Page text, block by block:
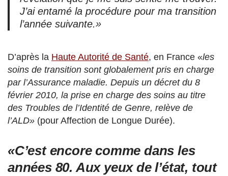
J’ai entamé la procédure pour ma transition
l’année suivante.»
D’après la Haute Autorité de Santé, en France «les
soins de transition sont globalement pris en charge
par l’Assurance maladie. Depuis un décret du 8
février 2010, la prise en charge des soins au titre
des Troubles de l’Identité de Genre, relève de
l’ALD» (pour Affection de Longue Durée).
«C’est encore comme dans les
années 80. Aux yeux de l’état, tout